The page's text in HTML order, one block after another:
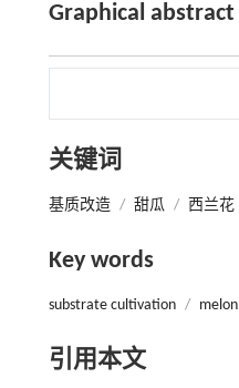
Graphical abstract
关键词
基质改造 / 甜瓜 / 西兰花
Key words
substrate cultivation / melon
引用本文